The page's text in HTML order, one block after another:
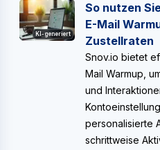
KI-generiert
So nutzen
E-Mail
Zustellraten
Snov.io bietet
Mail Warmup,
und
personalisierte
schrittweise